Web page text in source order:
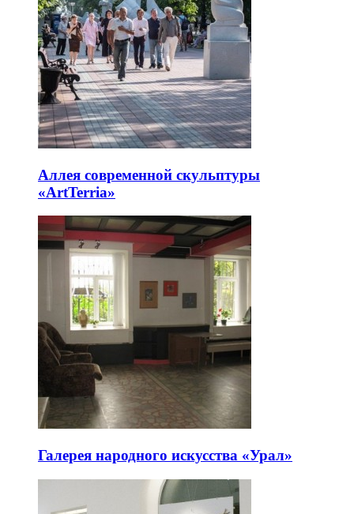
Аллея современной скульптуры
«ArtTerria»
Галерея народного искусства «Урал»